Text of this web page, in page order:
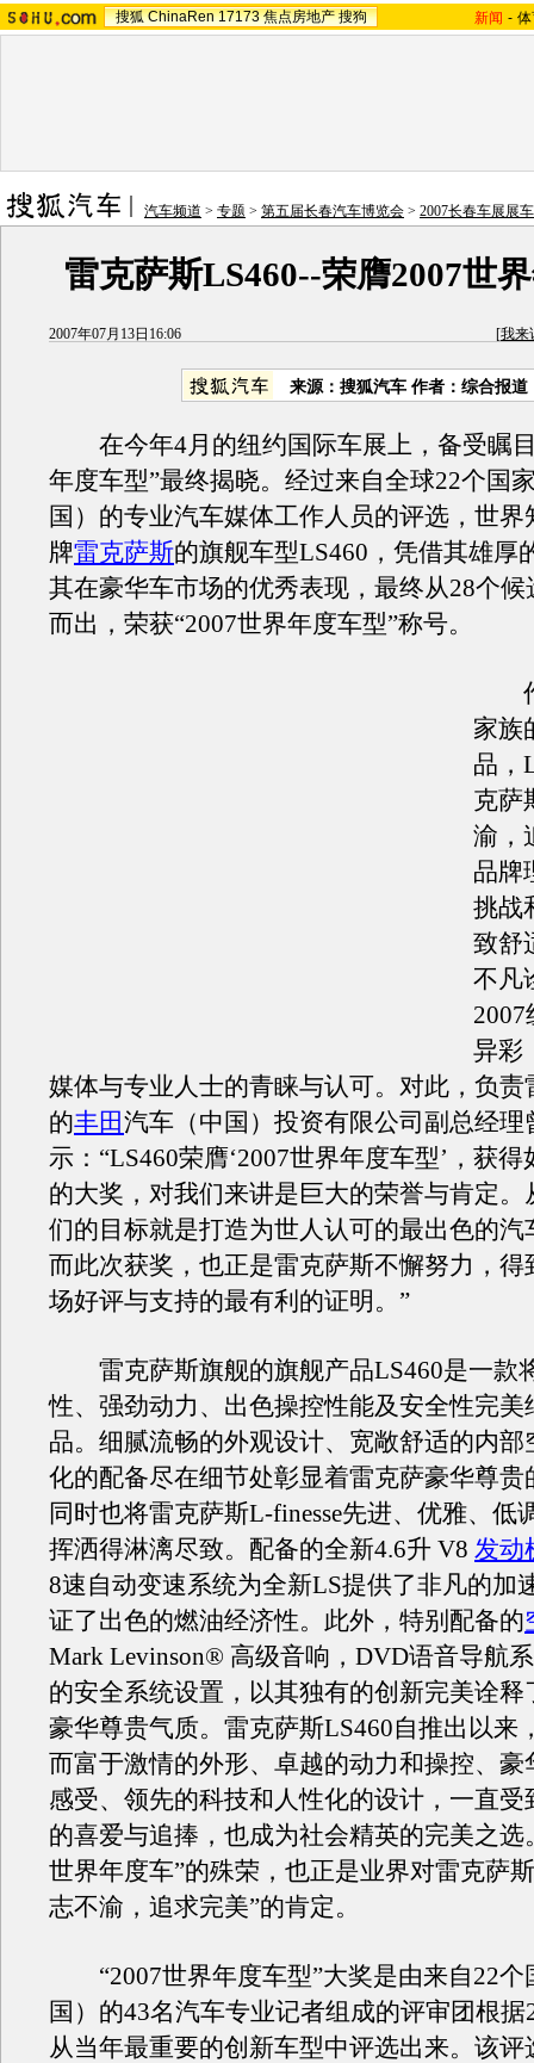
搜狐 ChinaRen 17173 焦点房地产 搜狗 新闻 -
汽车频道 > 专题 > 第五届长春汽车博览会 > 2007长春车展展
雷克萨斯LS460--荣膺2007世
2007年07月13日16:06 [我来
来源：搜狐汽车 作者：综合报道
在今年4月的纽约国际车展上，备受瞩目
年度车型”最终揭晓。经过来自全球22个国
国）的专业汽车媒体工作人员的评选，世界
牌雷克萨斯的旗舰车型LS460，凭借其雄厚
其在豪华车市场的优秀表现，最终从28个
而出，荣获“2007世界年度车型”称号。
作
家族
品，
克萨
渝，
品牌
挑战
致舒
不凡
异彩
媒体与专业人士的青睐与认可。对此，负责
的丰田汽车（中国）投资有限公司副总经理
示：“LS460荣膺‘2007世界年度车型’，获
的大奖，对我们来讲是巨大的荣誉与肯定。
们的目标就是打造为世人认可的最出色的汽
而此次获奖，也正是雷克萨斯不懈努力，得
场好评与支持的最有利的证明。”
雷克萨斯旗舰的旗舰产品LS460是一款
性、强劲动力、出色操控性能及安全性完美
品。细腻流畅的外观设计、宽敞舒适的内部
化的配备尽在细节处彰显着雷克萨豪华尊贵
同时也将雷克萨斯L-finesse先进、优雅、低
挥洒得淋漓尽致。配备的全新4.6升 V8 发动
8速自动变速系统为全新LS提供了非凡的加
证了出色的燃油经济性。此外，特别配备的
Mark Levinson® 高级音响，DVD语音导航
的安全系统设置，以其独有的创新完美诠释
豪华尊贵气质。雷克萨斯LS460自推出以来
而富于激情的外形、卓越的动力和操控、豪
感受、领先的科技和人性化的设计，一直受
的喜爱与追捧，也成为社会精英的完美之选
世界年度车”的殊荣，也正是业界对雷克萨
志不渝，追求完美”的肯定。
“2007世界年度车型”大奖是由来自22个
国）的43名汽车专业记者组成的评审团根
从当年最重要的创新车型中评选出来。该评